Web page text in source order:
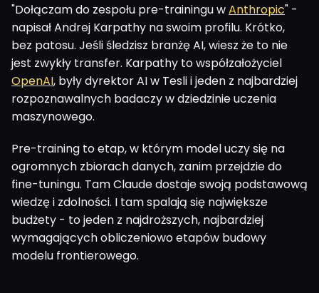
"Dołączam do zespołu pre-trainingu wAnthropic" -
napisał Andrej Karpathy na swoim profilu. Krótko,
bez patosu. Jeśli śledzisz branżę AI, wiesz że to nie
jest zwykły transfer. Karpathy to współzałożyciel
OpenAI, były dyrektor AI w Tesli i jeden z najbardziej
rozpoznawalnych badaczy w dziedzinie uczenia
maszynowego.
Pre-training to etap, w którym model uczy się na
ogromnych zbiorach danych, zanim przejdzie do
fine-tuningu. Tam Claude dostaje swoją podstawową
wiedzę i zdolności. I tam spalają się największe
budżety - to jeden z najdroższych, najbardziej
wymagających obliczeniowo etapów budowy
modelu frontierowego.